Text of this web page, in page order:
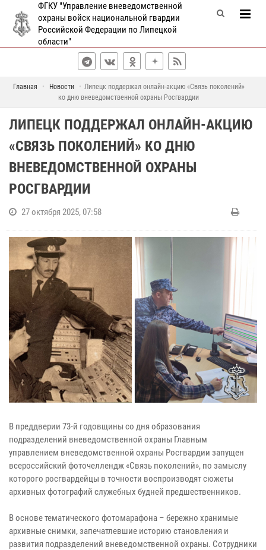
ФГКУ "Управление вневедомственной
охраны войск национальной гвардии
Российской Федерации по Липецкой
области"
Главная Новости
Липецк поддержал онлайн-акцию «Связь поколений»
ко дню вневедомственной охраны Росгвардии
ЛИПЕЦК ПОДДЕРЖАЛ ОНЛАЙН-АКЦИЮ
«СВЯЗЬ ПОКОЛЕНИЙ» КО ДНЮ
ВНЕВЕДОМСТВЕННОЙ ОХРАНЫ
РОСГВАРДИИ
27 октября 2025, 07:58
В преддверии 73-й годовщины со дня образования
подразделений вневедомственной охраны Главным
управлением вневедомственной охраны Росгвардии запущен
всероссийский фоточеллендж «Связь поколений», по замыслу
которого росгвардейцы в точности воспроизводят сюжеты
архивных фотографий служебных будней предшественников.
В основе тематического фотомарафона – бережно хранимые
архивные снимки, запечатлевшие историю становления и
развития подразделений вневедомственной охраны. Сотрудники